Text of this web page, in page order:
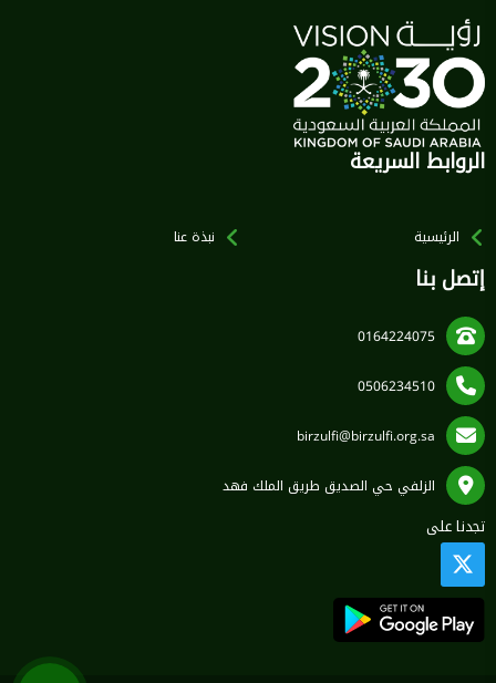
الروابط السريعة
الرئيسية نبذة عنا
إتصل بنا
0164224075
0506234510
birzulfi@birzulfi.org.sa
الزلفي حي الصديق طريق الملك فهد
تجدنا على